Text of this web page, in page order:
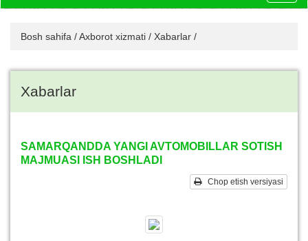
Bosh sahifa /Axborot xizmati / Xabarlar /
Xabarlar
SAMARQANDDA YANGI AVTOMOBILLAR SOTISH
MAJMUASI ISH BOSHLADI
Chop etish versiyasi